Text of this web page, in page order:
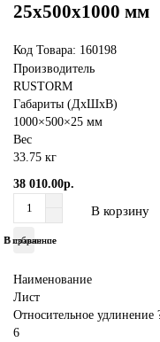
25х500х1000 мм
Код Товара: 160198
Производитель
RUSTORM
Габариты (ДхШхВ)
1000×500×25 мм
Вес
33.75 кг
38 010.00р.
В корзину
В избранное
В сравнение
Наименование
Лист
Относительное удлинение
6